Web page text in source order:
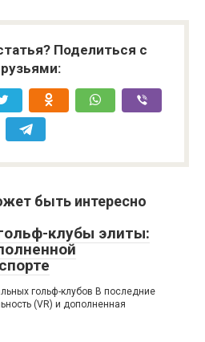
Поделиться с
быть интересно
клубы элиты:
гольф-клубов В последние
(VR) и дополненная